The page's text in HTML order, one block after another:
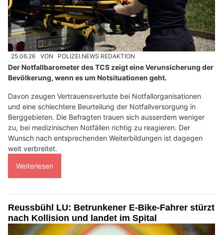
25.06.26 VON POLIZEI.NEWS REDAKTION
Der Notfallbarometer des TCS zeigt eine Verunsicherung der
Bevölkerung, wenn es um Notsituationen geht.
Davon zeugen Vertrauensverluste bei Notfallorganisationen
und eine schlechtere Beurteilung der Notfallversorgung in
Berggebieten. Die Befragten trauen sich ausserdem weniger
zu, bei medizinischen Notfällen richtig zu reagieren. Der
Wunsch nach entsprechenden Weiterbildungen ist dagegen
weit verbreitet.
Weiterlesen
Reussbühl LU: Betrunkener E-Bike-Fahrer stürzt
nach Kollision und landet im Spital